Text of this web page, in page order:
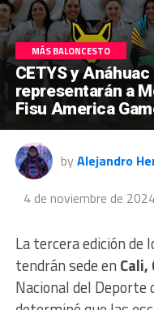
MÁS BALONCESTO
CETYS y
representarán a
Fisu America
by Alejandro
4 de noviembre de
La tercera edición de
tendrán sede en Cali,
Nacional del Deporte